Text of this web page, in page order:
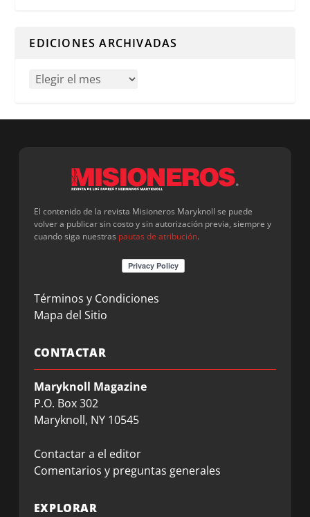
EDICIONES ARCHIVADAS
El contenido de la revista Misioneros Maryknoll se puede
volver a publicar sin costo y sin autorización previa, siempre y
cuando siga nuestras pautas de atribución.
Términos y Condiciones
Mapa del Sitio
CONTACTAR
Maryknoll Magazine
P.O. Box 302
Maryknoll, NY 10545
Contactar a el editor
Comentarios y preguntas generales
EXPLORAR